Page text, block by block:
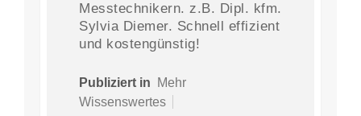
Messtechnikern. z.B. Dipl. kfm.
Sylvia Diemer. Schnell effizient
und kostengünstig!
Publiziert in
Mehr
Wissenswertes